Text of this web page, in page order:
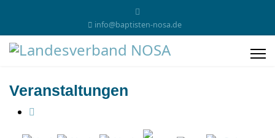
info@baptisten-nosa.de
Veranstaltungen